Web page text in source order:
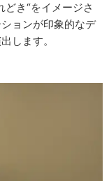
き“をイメージさ
ョンが印象的なデ
します。